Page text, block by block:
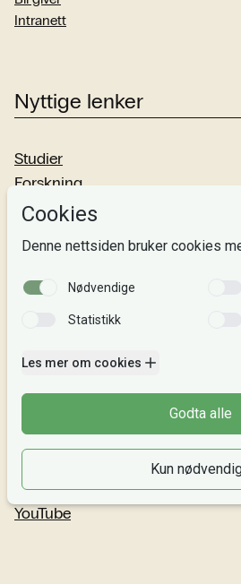
Intranett
Nyttige lenker
Studier
Forskning
Om oss
Si fra!
Følg oss
TikTok
LinkedIn
YouTube